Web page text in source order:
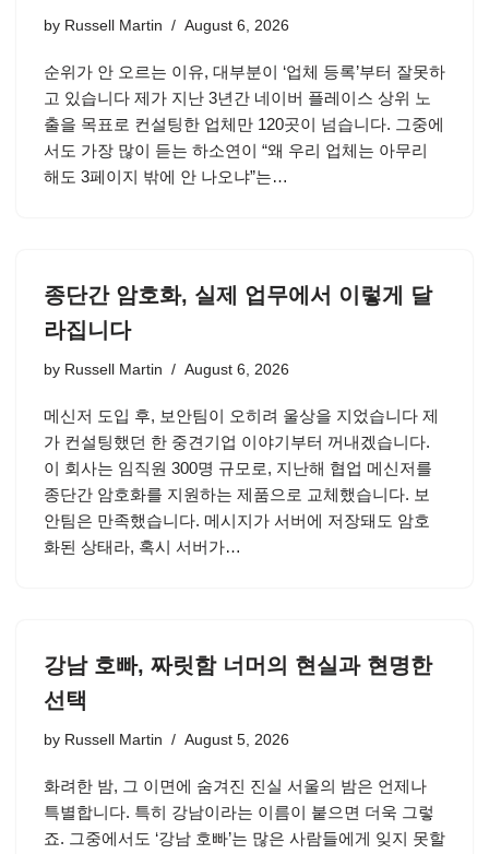
by Russell Martin August 6, 2026
순위가 안 오르는 이유, 대부분이 ‘업체 등록’부터 잘못하
고 있습니다 제가 지난 3년간 네이버 플레이스 상위 노
출을 목표로 컨설팅한 업체만 120곳이 넘습니다. 그중에
서도 가장 많이 듣는 하소연이 “왜 우리 업체는 아무리
해도 3페이지 밖에 안 나오냐”는…
종단간 암호화, 실제 업무에서 이렇게 달
라집니다
by Russell Martin August 6, 2026
메신저 도입 후, 보안팀이 오히려 울상을 지었습니다 제
가 컨설팅했던 한 중견기업 이야기부터 꺼내겠습니다.
이 회사는 임직원 300명 규모로, 지난해 협업 메신저를
종단간 암호화를 지원하는 제품으로 교체했습니다. 보
안팀은 만족했습니다. 메시지가 서버에 저장돼도 암호
화된 상태라, 혹시 서버가…
강남 호빠, 짜릿함 너머의 현실과 현명한
선택
by Russell Martin August 5, 2026
화려한 밤, 그 이면에 숨겨진 진실 서울의 밤은 언제나
특별합니다. 특히 강남이라는 이름이 붙으면 더욱 그렇
죠. 그중에서도 ‘강남 호빠’는 많은 사람들에게 잊지 못할